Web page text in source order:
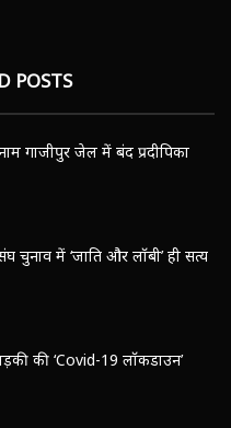
POSTS
गाजीपुर जेल में बंद प्रदीपिका
संघ चुनाव में ‘जाति और लॉबी’ ही सत्य
की ‘Covid-19 लॉकडाउन’